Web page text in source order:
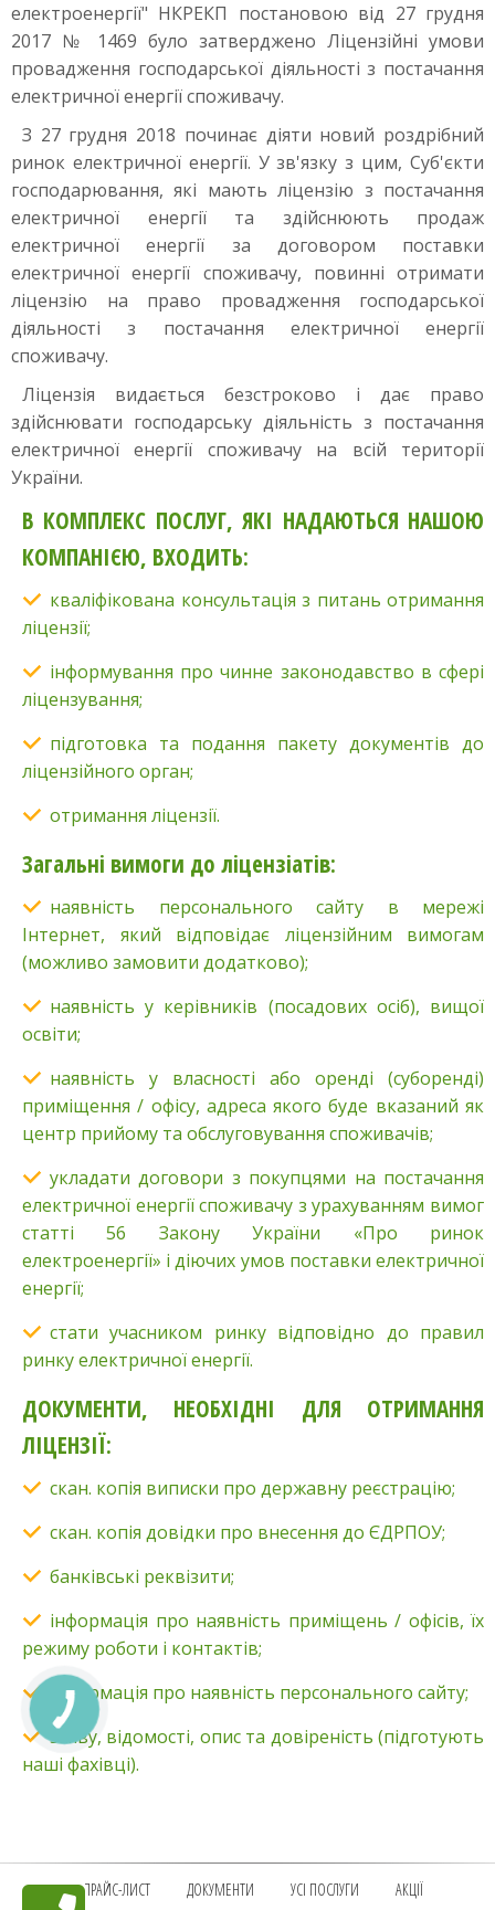
електроенергії" НКРЕКП постановою від 27 грудня
2017 № 1469 було затверджено Ліцензійні умови
провадження господарської діяльності з постачання
електричної енергії споживачу.
З 27 грудня 2018 починає діяти новий роздрібний
ринок електричної енергії. У зв'язку з цим, Суб'єкти
господарювання, які мають ліцензію з постачання
електричної енергії та здійснюють продаж
електричної енергії за договором поставки
електричної енергії споживачу, повинні отримати
ліцензію на право провадження господарської
діяльності з постачання електричної енергії
споживачу.
Ліцензія видається безстроково і дає право
здійснювати господарську діяльність з постачання
електричної енергії споживачу на всій території
України.
В КОМПЛЕКС ПОСЛУГ, ЯКІ НАДАЮТЬСЯ НАШОЮ
КОМПАНІЄЮ, ВХОДИТЬ:
кваліфікована консультація з питань отримання
ліцензії;
інформування про чинне законодавство в сфері
ліцензування;
підготовка та подання пакету документів до
ліцензійного орган;
отримання ліцензії.
Загальні вимоги до ліцензіатів:
наявність персонального сайту в мережі
Інтернет, який відповідає ліцензійним вимогам
(можливо замовити додатково);
наявність у керівників (посадових осіб), вищої
освіти;
наявність у власності або оренді (суборенді)
приміщення / офісу, адреса якого буде вказаний як
центр прийому та обслуговування споживачів;
укладати договори з покупцями на постачання
електричної енергії споживачу з урахуванням вимог
статті 56 Закону України «Про ринок
електроенергії» і діючих умов поставки електричної
енергії;
стати учасником ринку відповідно до правил
ринку електричної енергії.
ДОКУМЕНТИ, НЕОБХІДНІ ДЛЯ ОТРИМАННЯ
ЛІЦЕНЗІЇ:
скан. копія виписки про державну реєстрацію;
скан. копія довідки про внесення до ЄДРПОУ;
банківські реквізити;
інформація про наявність приміщень / офісів, їх
режиму роботи і контактів;
інформація про наявність персонального сайту;
заяву, відомості, опис та довіреність (підготують
наші фахівці).
ПРАЙС-ЛИСТ ДОКУМЕНТИ УСІ ПОСЛУГИ АКЦІЇ